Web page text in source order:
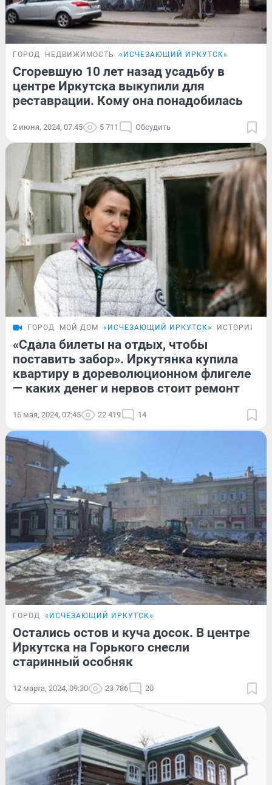
ГОРОД НЕДВИЖИМОСТЬ «ИСЧЕЗАЮЩИЙ ИРКУТСК»
Сгоревшую 10 лет назад усадьбу в
центре Иркутска выкупили для
реставрации. Кому она понадобилась
2 июня, 2024, 07:45 5 711 Обсудить
ГОРОД МОЙ ДОМ «ИСЧЕЗАЮЩИЙ ИРКУТСК» ИСТОРИИ
«Сдала билеты на отдых, чтобы
поставить забор». Иркутянка купила
квартиру в дореволюционном флигеле
— каких денег и нервов стоит ремонт
16 мая, 2024, 07:45 22 419 14
ГОРОД «ИСЧЕЗАЮЩИЙ ИРКУТСК»
Остались остов и куча досок. В центре
Иркутска на Горького снесли
старинный особняк
12 марта, 2024, 09:30 23 786 20